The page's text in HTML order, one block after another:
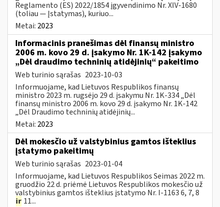
Reglamento (ES) 2022/1854 įgyvendinimo Nr. XIV-1680
(toliau — Įstatymas), kuriuo...
Metai: 2023
Informacinis pranešimas dėl finansų ministro
2006 m. kovo 29 d. įsakymo Nr. 1K-142 įsakymo
„Dėl draudimo techninių atidėjinių“ pakeitimo
Web turinio sąrašas 2023-10-03
Informuojame, kad Lietuvos Respublikos finansų
ministro 2023 m. rugsėjo 29 d. įsakymu Nr. 1K-334 „Dėl
finansų ministro 2006 m. kovo 29 d. įsakymo Nr. 1K-142
„Dėl Draudimo techninių atidėjinių...
Metai: 2023
Dėl mokesčio už valstybinius gamtos išteklius
įstatymo pakeitimų
Web turinio sąrašas 2023-01-04
Informuojame, kad Lietuvos Respublikos Seimas 2022 m.
gruodžio 22 d. priėmė Lietuvos Respublikos mokesčio už
valstybinius gamtos išteklius įstatymo Nr. I-1163 6, 7, 8
ir 11...